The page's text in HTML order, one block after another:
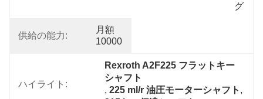
グ
供給の能力:
月額
10000
ハイライト:
Rexroth A2F225 フラットキー
シャフト
, 225 ml/r 油圧モーターシャフト